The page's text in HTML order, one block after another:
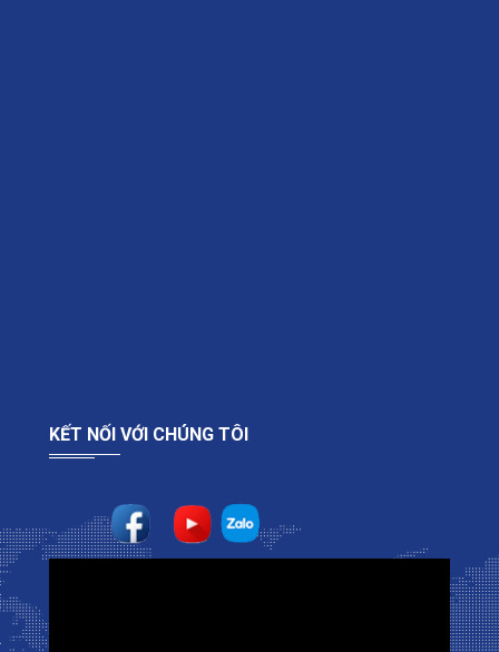
KẾT NỐI VỚI CHÚNG TÔI